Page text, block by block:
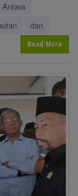
Antara
dan
Read More